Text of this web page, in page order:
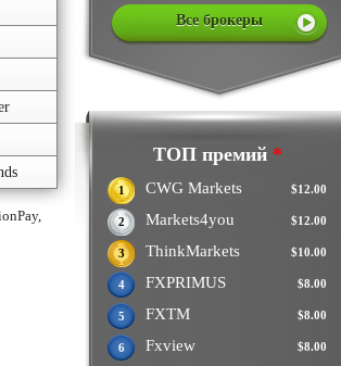
Все брокеры
ТОП премий *
$12.00
1 CWG Markets
$12.00
2 Markets4you
$10.00
3 ThinkMarkets
$8.00
4 FXPRIMUS
$8.00
5 FXTM
$8.00
6 Fxview